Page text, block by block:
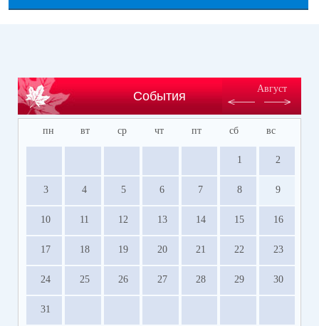
События
Август
пн вт ср чт пт сб вс
1 2
3 4 5 6 7 8 9
10 11 12 13 14 15 16
17 18 19 20 21 22 23
24 25 26 27 28 29 30
31